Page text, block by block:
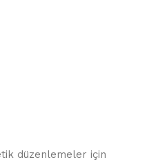
düzenlemeler için